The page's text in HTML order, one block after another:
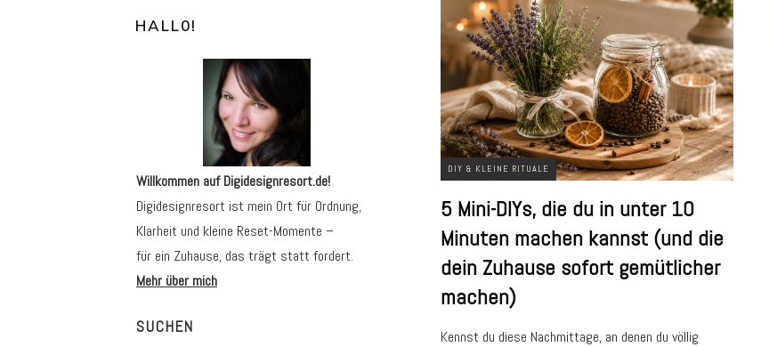
DIY & KLEINE RITUALE
5 Mini-DIYs, die du in unter 10
Minuten machen kannst (und die
dein Zuhause sofort gemütlicher
machen)
Kennst du diese Nachmittage, an denen du völlig
HALL0!
Willkommen auf Digidesignresort.de!
Digidesignresort ist mein Ort für Ordnung,
Klarheit und kleine Reset-Momente –
für ein Zuhause, das trägt statt fordert.
Mehr über mich
SUCHEN